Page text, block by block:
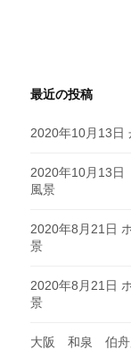
最近の投稿
2020年10月13日
2020年10月13
風景
2020年8月21日
景
2020年8月21日
景
大阪 和泉 伯舟